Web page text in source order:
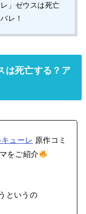
」ゼウスは死亡
レ！
は死亡する？ア
ューレ 原作コミ
をご紹介
というの